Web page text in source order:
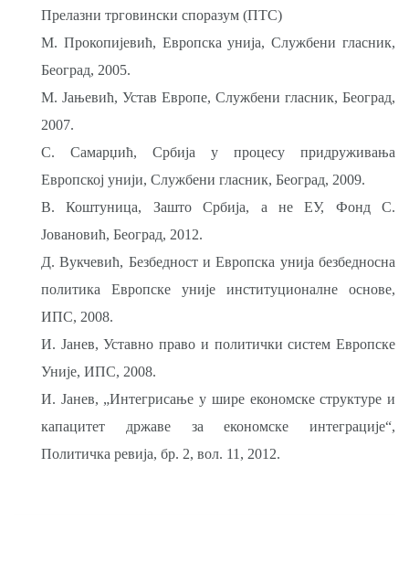
Прелазни трговински споразум (ПТС)
М. Прокопијевић, Европска унија, Службени гласник,
Београд, 2005.
М. Јањевић, Устав Европе, Службени гласник, Београд,
2007.
С. Самарџић, Србија у процесу придруживања
Европској унији, Службени гласник, Београд, 2009.
В. Коштуница, Зашто Србија, а не ЕУ, Фонд С.
Јовановић, Београд, 2012.
Д. Вукчевић, Безбедност и Европска унија безбедносна
политика Европске уније институционалне основе,
ИПС, 2008.
И. Јанев, Уставно право и политички систем Европске
Уније, ИПС, 2008.
И. Јанев, „Интегрисање у шире економске структуре и
капацитет др­жаве за економске интеграције“,
Политичка ревија, бр. 2, вол. 11, 2012.